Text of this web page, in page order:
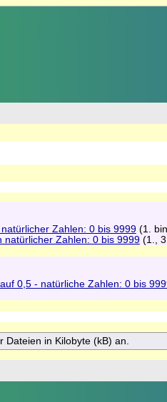
Zahlen: 0 bis 9999(1.
natürlicher Zahlen: 0 bis 9999(1.,
0,5 - natürliche Zahlen: 0 bis
Dateien in Kilobyte (kB) an.